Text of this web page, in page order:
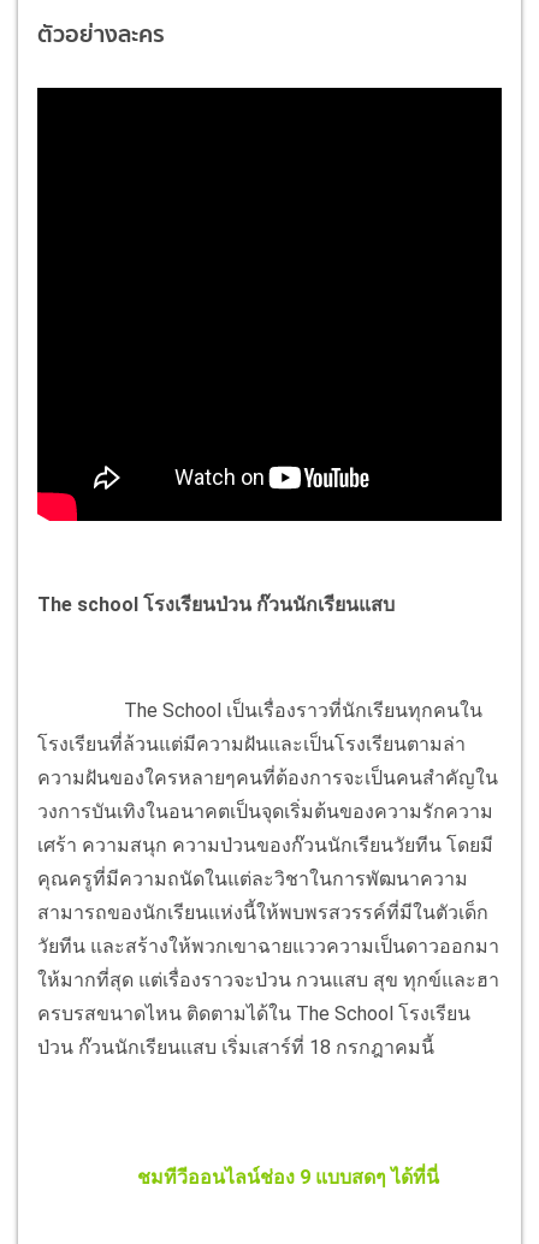
ตัวอย่างละคร
The school โรงเรียนป่วน ก๊วนนักเรียนแสบ
The School เป็นเรื่องราวที่นักเรียนทุกคนใน
โรงเรียนที่ล้วนแต่มีความฝันและเป็นโรงเรียนตามล่า
ความฝันของใครหลายๆคนที่ต้องการจะเป็นคนสำคัญใน
วงการบันเทิงในอนาคตเป็นจุดเริ่มต้นของความรักความ
เศร้า ความสนุก ความป่วนของก๊วนนักเรียนวัยทีน โดยมี
คุณครูที่มีความถนัดในแต่ละวิชาในการพัฒนาความ
สามารถของนักเรียนแห่งนี้ให้พบพรสวรรค์ที่มีในตัวเด็ก
วัยทีน และสร้างให้พวกเขาฉายแววความเป็นดาวออกมา
ให้มากที่สุด แต่เรื่องราวจะป่วน กวนแสบ สุข ทุกข์และฮา
ครบรสขนาดไหน ติดตามได้ใน The School โรงเรียน
ป่วน ก๊วนนักเรียนแสบ เริ่มเสาร์ที่ 18 กรกฎาคมนี้
ชมทีวีออนไลน์ช่อง 9 แบบสดๆ ได้ที่นี่